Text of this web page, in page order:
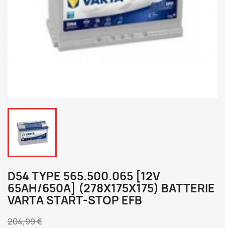
D54 TYPE 565.500.065 [12V
65AH/650A] (278X175X175) BATTERIE
VARTA START-STOP EFB
204,99 €